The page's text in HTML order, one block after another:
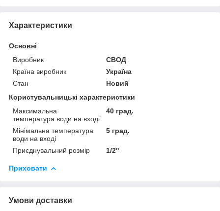
Характеристики
Основні
Виробник
СВОД
Країна виробник
Україна
Стан
Новий
Користувальницькі характеристики
Максимальна
температура води на вході
40 град.
Мінімальна температура
води на вході
5 град.
Приєднувальний розмір 1/2"
Приховати
Умови доставки